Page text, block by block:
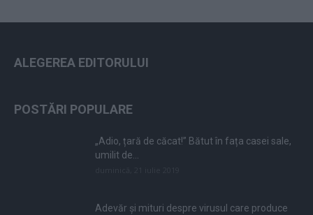
ALEGEREA EDITORULUI
POSTĂRI POPULARE
„Adio, țară de căcat!” Bătut în fața casei sale,
umilit de...
Adevăr și mituri despre virusul care produce